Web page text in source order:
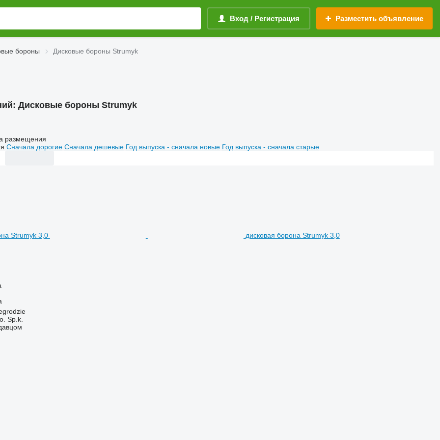
Вход / Регистрация Разместить объявление
бороны Дисковые бороны Strumyk
Дисковые бороны Strumyk
размещения
Сначала дорогие Сначала дешевые Год выпуска - сначала новые Год выпуска - сначала старые
дисковая борона Strumyk 3,0
Sp.k.